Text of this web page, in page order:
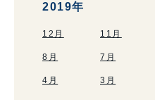
2019年
12月 11月
8月 7月
4月 3月